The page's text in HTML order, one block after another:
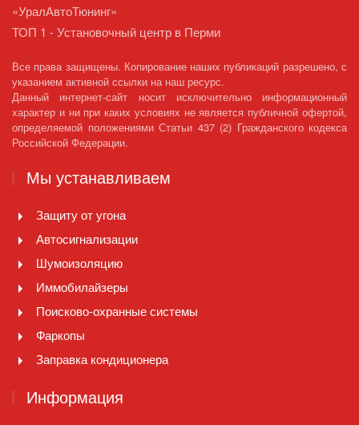
«УралАвтоТюнинг»
ТОП 1 - Установочный центр в Перми
Все права защищены. Копирование наших публикаций разрешено, с
указанием активной ссылки на наш ресурс.
Данный интернет-сайт носит исключительно информационный
характер и ни при каких условиях не является публичной офертой,
определяемой положениями Статьи 437 (2) Гражданского кодекса
Российской Федерации.
Мы устанавливаем
Защиту от угона
Автосигнализации
Шумоизоляцию
Иммобилайзеры
Поисково-охранные системы
Фаркопы
Заправка кондиционера
Информация